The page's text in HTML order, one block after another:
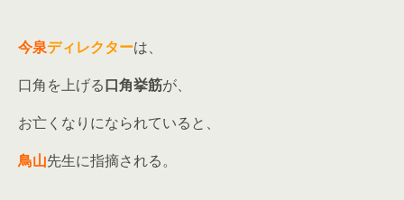
今泉ディレクターは、
口角を上げる口角挙筋が、
お亡くなりになられていると、
鳥山先生に指摘される。